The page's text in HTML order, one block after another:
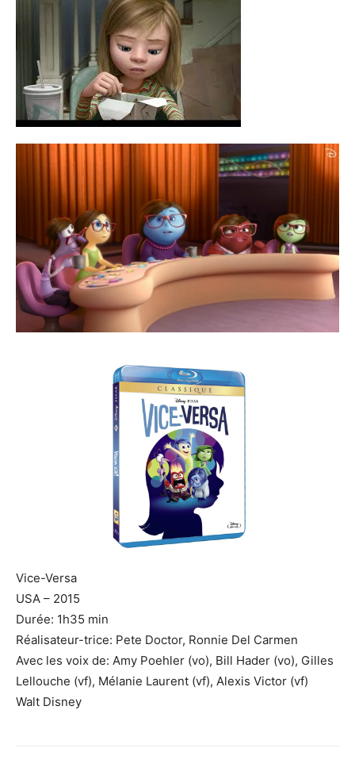
Vice-Versa
USA – 2015
Durée: 1h35 min
Réalisateur-trice: Pete Doctor, Ronnie Del Carmen
Avec les voix de: Amy Poehler (vo), Bill Hader (vo), Gilles
Lellouche (vf), Mélanie Laurent (vf), Alexis Victor (vf)
Walt Disney